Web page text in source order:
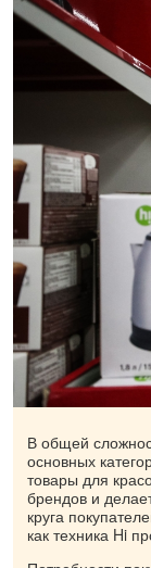
В общей
основных
товары для
брендов и
круга
как техника Hi